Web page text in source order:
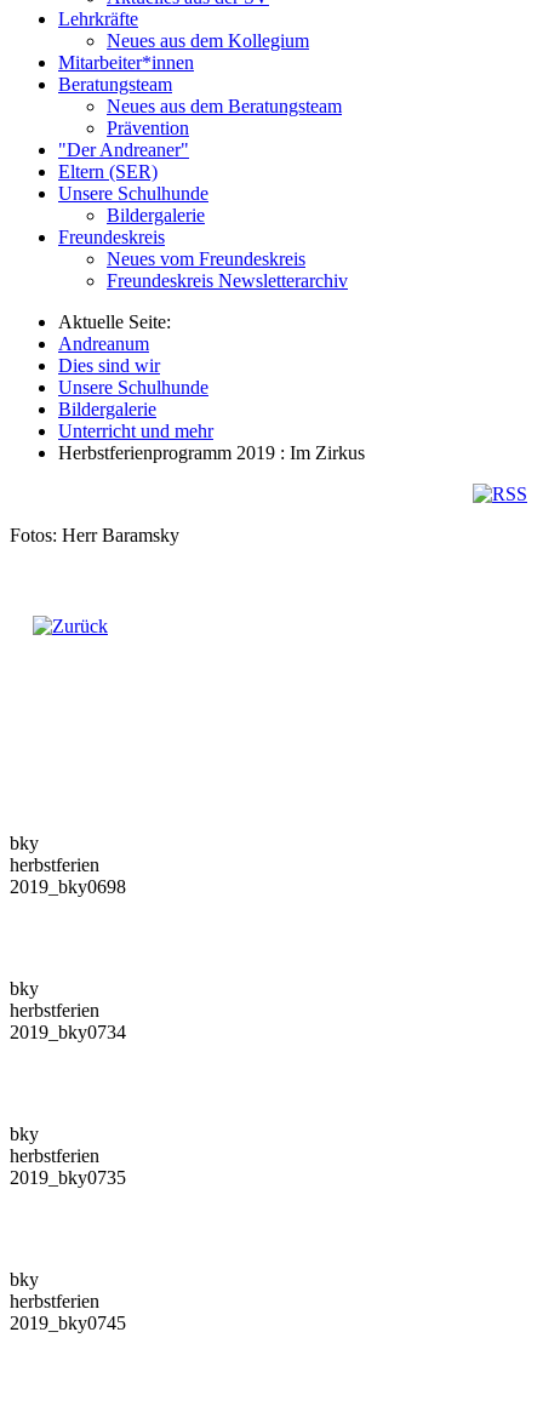
Lehrkräfte
Neues aus dem Kollegium
Mitarbeiter*innen
Beratungsteam
Neues aus dem Beratungsteam
Prävention
"Der Andreaner"
Eltern (SER)
Unsere Schulhunde
Bildergalerie
Freundeskreis
Neues vom Freundeskreis
Freundeskreis Newsletterarchiv
Aktuelle Seite:
Andreanum
Dies sind wir
Unsere Schulhunde
Bildergalerie
Unterricht und mehr
Herbstferienprogramm 2019 : Im Zirkus
Fotos: Herr Baramsky
bky
herbstferien
2019_bky0698
bky
herbstferien
2019_bky0734
bky
herbstferien
2019_bky0735
bky
herbstferien
2019_bky0745